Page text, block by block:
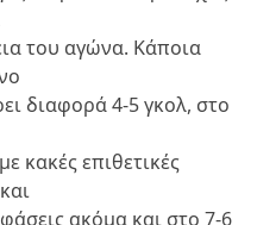
του αγώνα. Κάποια
διαφορά 4-5 γκολ, στο
κακές επιθετικές
ακόμα και στο 7-6